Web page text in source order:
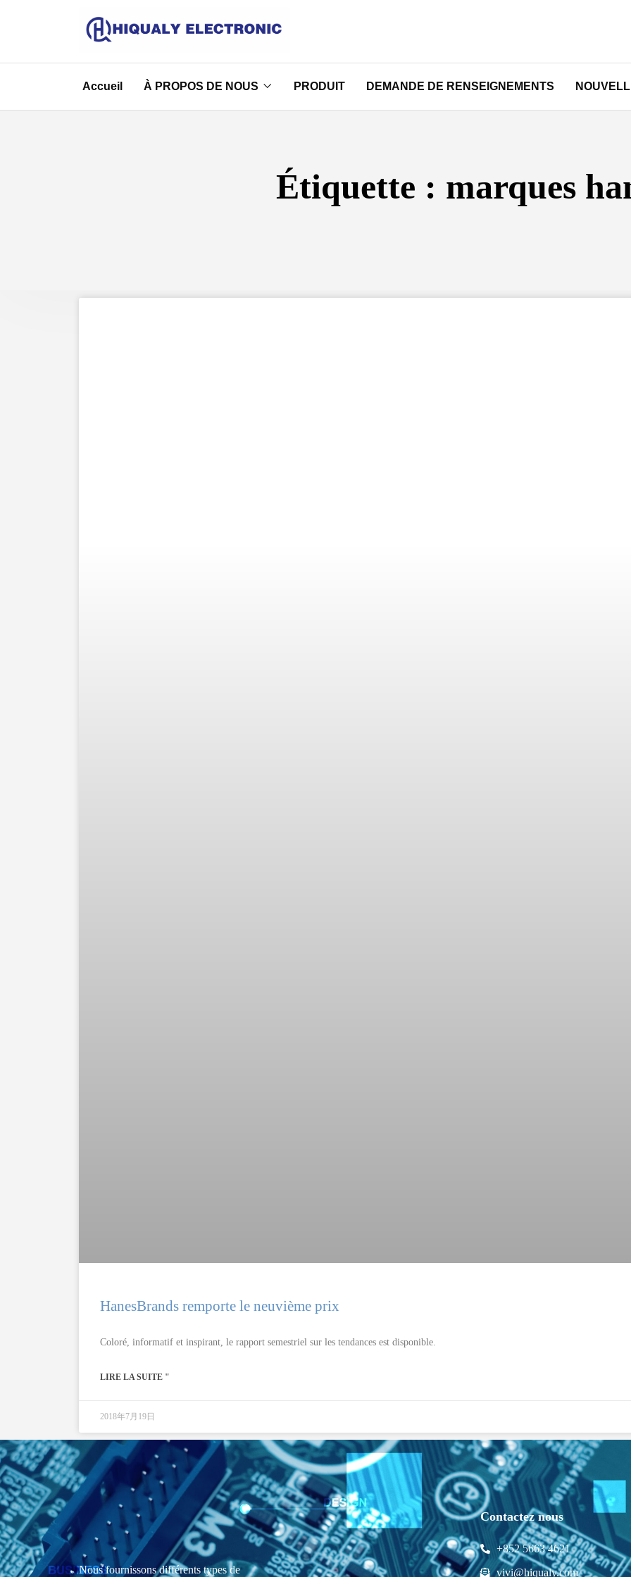
Accueil À PROPOS DE NOUS PRODUIT DEMANDE DE RENSEIGNEMENTS
Étiquette : marques
HanesBrands remporte le neuvième prix
Coloré, informatif et inspirant, le rapport semestriel sur les tendances est disponible.
LIRE LA SUITE "
2018年7月19日
Nous fournissons différents types de
Contactez nous
+852 5663 4621
vivi@hiqualy.com